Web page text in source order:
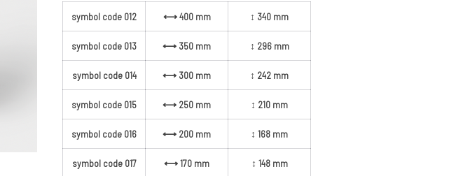
symbol code 012 ⟷ 400 mm ↕ 340 mm
symbol code 013 ⟷ 350 mm ↕ 296 mm
symbol code 014 ⟷ 300 mm ↕ 242 mm
symbol code 015 ⟷ 250 mm ↕ 210 mm
symbol code 016 ⟷ 200 mm ↕ 168 mm
symbol code 017 ⟷ 170 mm ↕ 148 mm